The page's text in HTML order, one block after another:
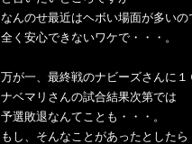
なんのせ最近はヘボい場面が多いの
全く安心できないワケで・・・。
万が一、最終戦のナビーズさんに
ナベマリさんの試合結果次第では
予選敗退なんてことも・・・。
もし、そんなことがあったとしたら